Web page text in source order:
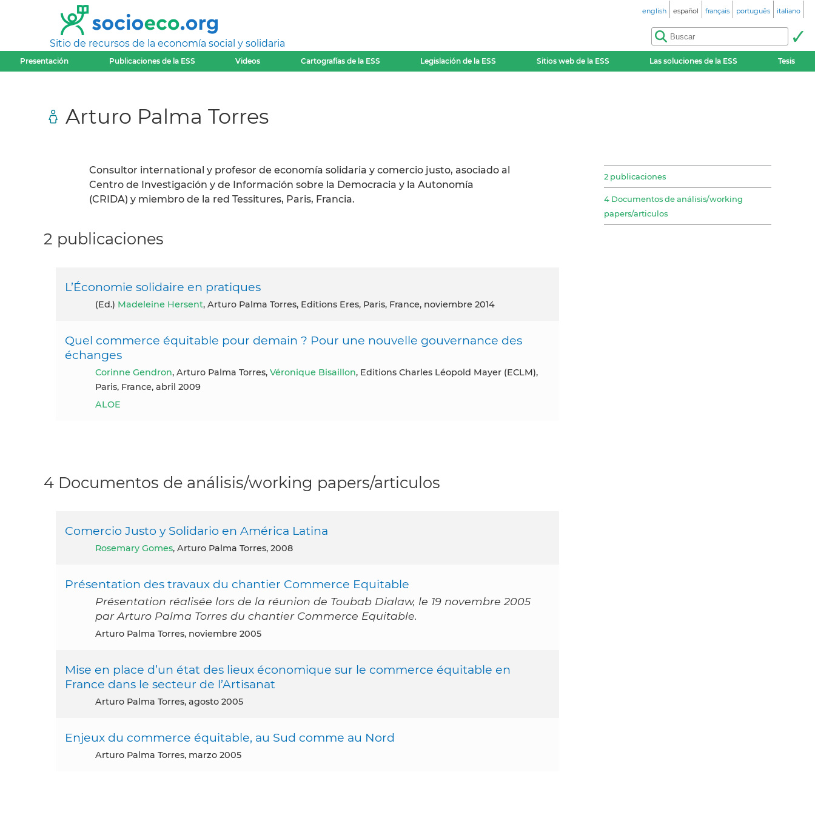
Sitio de recursos de la economía social y solidaria
english español français português italiano
Presentación Publicaciones de la ESS Videos Cartografías de la ESS Legislación de la ESS Sitios web de la ESS Las soluciones de la ESS Tesis
Arturo Palma Torres
Consultor international y profesor de economía solidaria y comercio justo, asociado al
Centro de Investigación y de Información sobre la Democracia y la Autonomía
(CRIDA) y miembro de la red Tessitures, Paris, Francia.
2 publicaciones
4 Documentos de análisis/working
papers/articulos
2 publicaciones
L’Économie solidaire en pratiques
(ed.) Madeleine Hersent, Arturo Palma Torres, Editions Eres, Paris, France, noviembre 2014
Quel commerce équitable pour demain ? Pour une nouvelle gouvernance des
échanges
Corinne Gendron, Arturo Palma Torres, Véronique Bisaillon, Editions Charles Léopold Mayer (ECLM),
Paris, France, abril 2009
ALOE
4 Documentos de análisis/working papers/articulos
Comercio Justo y Solidario en América Latina
Rosemary Gomes, Arturo Palma Torres, 2008
Présentation des travaux du chantier Commerce Equitable
Présentation réalisée lors de la réunion de Toubab Dialaw, le 19 novembre 2005
par Arturo Palma Torres du chantier Commerce Equitable.
Arturo Palma Torres, noviembre 2005
Mise en place d’un état des lieux économique sur le commerce équitable en
France dans le secteur de l’Artisanat
Arturo Palma Torres, agosto 2005
Enjeux du commerce équitable, au Sud comme au Nord
Arturo Palma Torres, marzo 2005